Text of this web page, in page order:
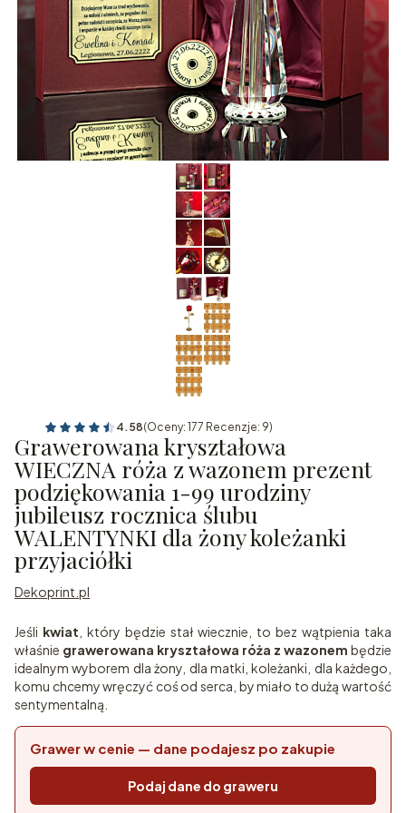
4.58(Oceny: 177 Recenzje: 9)
Grawerowana kryształowa
WIECZNA róża z wazonem prezent
podziękowania 1-99 urodziny
jubileusz rocznica ślubu
WALENTYNKI dla żony koleżanki
przyjaciółki
Dekoprint.pl
Jeśli kwiat , który będzie stał wiecznie, to bez wątpienia taka
właśnie grawerowana kryształowa róża z wazonem będzie
idealnym wyborem dla żony, dla matki, koleżanki, dla każdego,
komu chcemy wręczyć coś od serca, by miało to dużą wartość
sentymentalną.
Grawer w cenie — dane podajesz po zakupie
Podaj dane do graweru